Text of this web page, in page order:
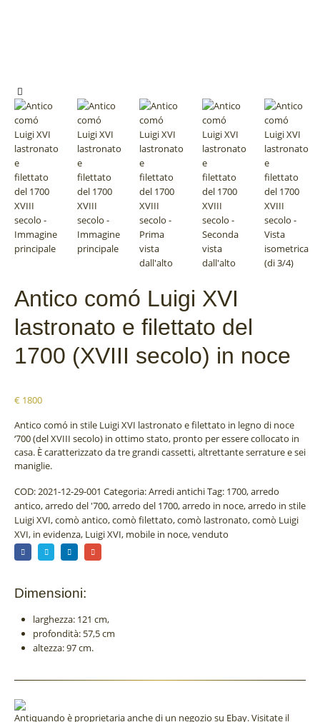
Antico comó Luigi XVI
lastronato e filettato del
1700 (XVIII secolo) in noce
€ 1800
Antico comó in stile Luigi XVI lastronato e filettato in legno di noce
‘700 (del XVIII secolo) in ottimo stato, pronto per essere collocato in
casa. È caratterizzato da tre grandi cassetti, altrettante serrature e sei
maniglie.
COD:2021-12-29-001 Categoria:Arredi antichiTag: 1700,arredo
antico,arredo del '700,arredo del 1700,arredo in noce,arredo in stile
Luigi XVI,comò antico,comò filettato,comò lastronato,comò Luigi
XVI, in evidenza, Luigi XVI, mobile in noce,venduto
Dimensioni:
larghezza: 121 cm,
profondità: 57,5 cm
altezza: 97 cm.
Antiquando è proprietaria anche di un negozio su Ebay. Visitate il